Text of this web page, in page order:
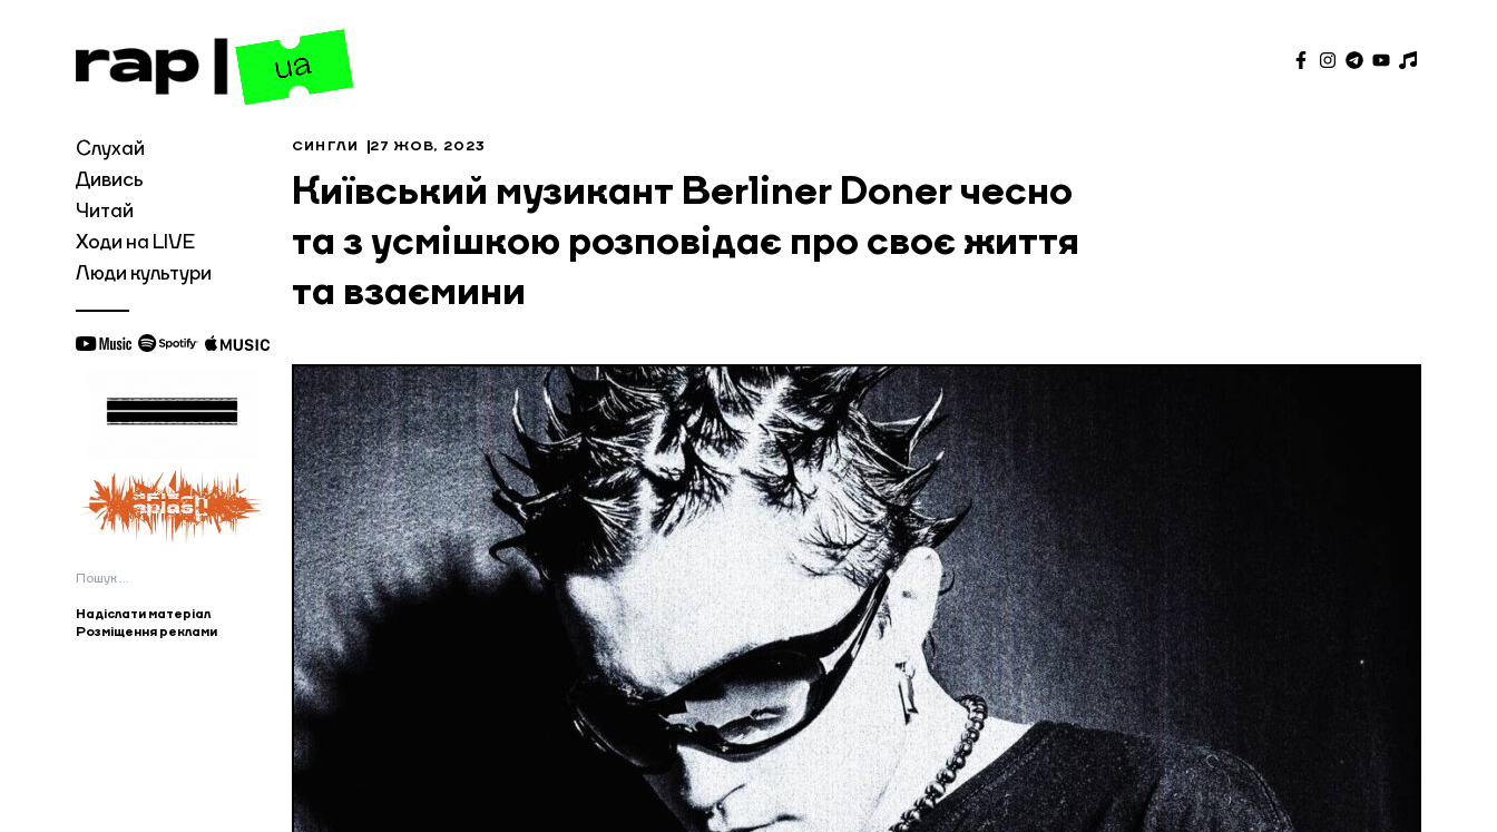
Слухай
Дивись
Читай
Ходи на LIVE
Люди культури
Пошук:
Надіслати матеріал
Розміщення реклами
СИНГЛИ 27 ЖОВ, 2023
Київський музикант Berliner Doner чесно
та з усмішкою розповідає про своє життя
та взаємини